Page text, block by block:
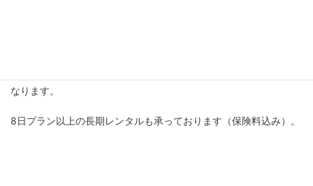
なります。
8日プラン以上の長期レンタルも承っております（保険料込み）。